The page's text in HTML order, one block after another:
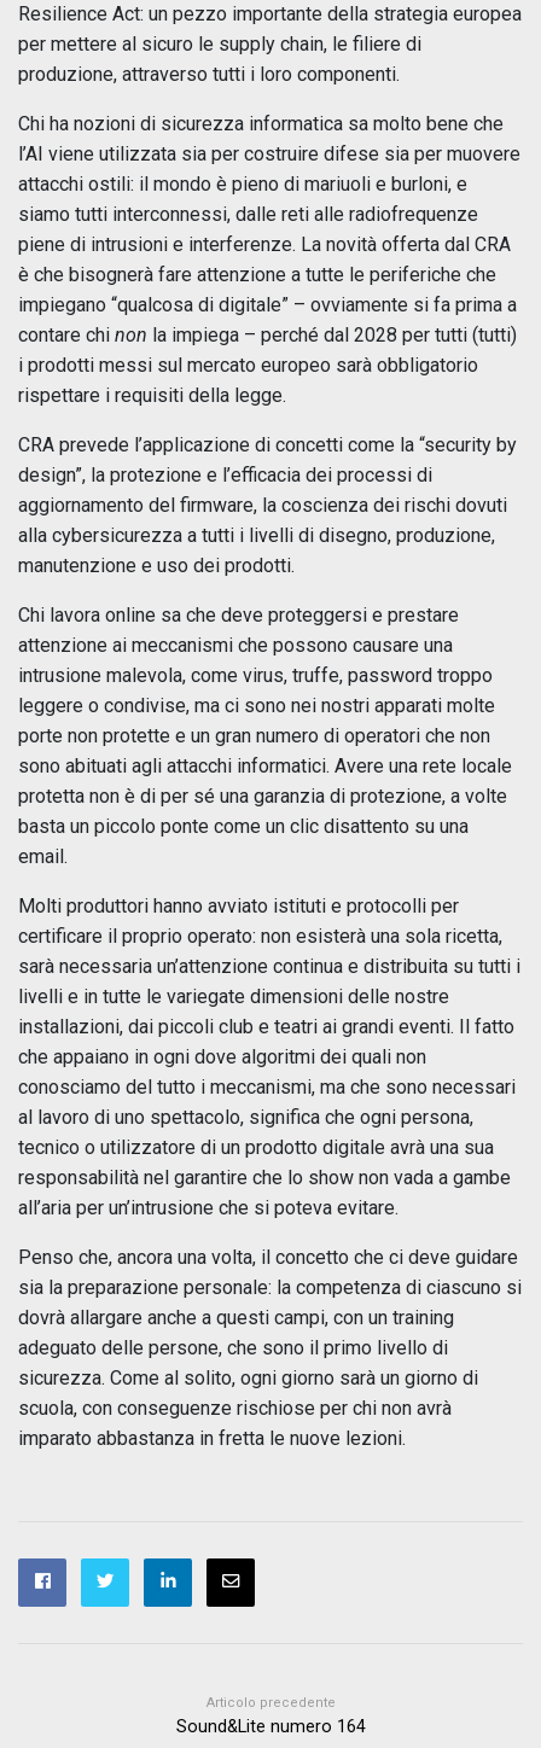
Resilience Act: un pezzo importante della strategia europea
per mettere al sicuro le supply chain, le filiere di
produzione, attraverso tutti i loro componenti.
Chi ha nozioni di sicurezza informatica sa molto bene che
l’AI viene utilizzata sia per costruire difese sia per muovere
attacchi ostili: il mondo è pieno di mariuoli e burloni, e
siamo tutti interconnessi, dalle reti alle radiofrequenze
piene di intrusioni e interferenze. La novità offerta dal CRA
è che bisognerà fare attenzione a tutte le periferiche che
impiegano “qualcosa di digitale” – ovviamente si fa prima a
contare chi non la impiega – perché dal 2028 per tutti (tutti)
i prodotti messi sul mercato europeo sarà obbligatorio
rispettare i requisiti della legge.
CRA prevede l’applicazione di concetti come la “security by
design”, la protezione e l’efficacia dei processi di
aggiornamento del firmware, la coscienza dei rischi dovuti
alla cybersicurezza a tutti i livelli di disegno, produzione,
manutenzione e uso dei prodotti.
Chi lavora online sa che deve proteggersi e prestare
attenzione ai meccanismi che possono causare una
intrusione malevola, come virus, truffe, password troppo
leggere o condivise, ma ci sono nei nostri apparati molte
porte non protette e un gran numero di operatori che non
sono abituati agli attacchi informatici. Avere una rete locale
protetta non è di per sé una garanzia di protezione, a volte
basta un piccolo ponte come un clic disattento su una
email.
Molti produttori hanno avviato istituti e protocolli per
certificare il proprio operato: non esisterà una sola ricetta,
sarà necessaria un’attenzione continua e distribuita su tutti i
livelli e in tutte le variegate dimensioni delle nostre
installazioni, dai piccoli club e teatri ai grandi eventi. Il fatto
che appaiano in ogni dove algoritmi dei quali non
conosciamo del tutto i meccanismi, ma che sono necessari
al lavoro di uno spettacolo, significa che ogni persona,
tecnico o utilizzatore di un prodotto digitale avrà una sua
responsabilità nel garantire che lo show non vada a gambe
all’aria per un’intrusione che si poteva evitare.
Penso che, ancora una volta, il concetto che ci deve guidare
sia la preparazione personale: la competenza di ciascuno si
dovrà allargare anche a questi campi, con un training
adeguato delle persone, che sono il primo livello di
sicurezza. Come al solito, ogni giorno sarà un giorno di
scuola, con conseguenze rischiose per chi non avrà
imparato abbastanza in fretta le nuove lezioni.
Articolo precedente
Sound&Lite numero 164